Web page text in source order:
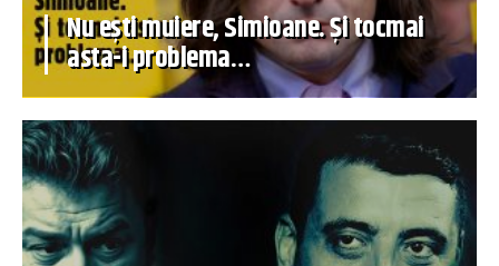
Nu ești muiere, Simioane. Și tocmai
asta-i problema…